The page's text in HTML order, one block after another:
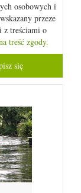
osobowych i
przeze
z treściami o
treść zgody.